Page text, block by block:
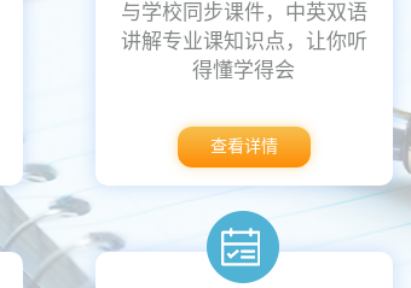
与学校同步课件，中英双语
讲解专业课知识点，让你听
得懂学得会
查看详情